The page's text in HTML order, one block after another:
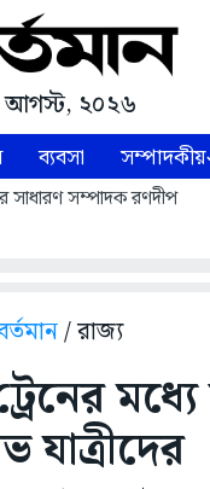
২০২৬
ব্যবসা সম্পাদকীয়
সাধারণ সম্পাদক রণদীপ
/ রাজ্য
মধ্যে
যাত্রীদের